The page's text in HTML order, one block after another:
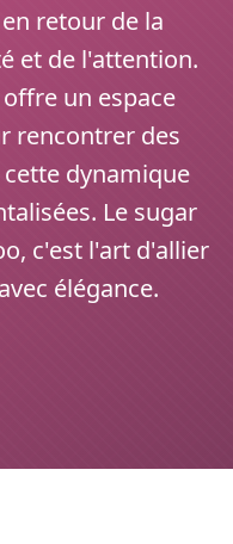
retour de la
et de l'attention.
un espace
rencontrer des
dynamique
Le sugar
c'est l'art d'allier
élégance.